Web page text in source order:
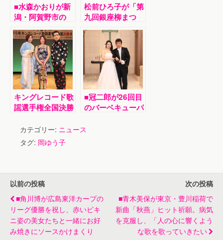
■水森かおりが新
潟・阿賀野市の
「第13回ふるさ
とだしの風まつ
り」でミニコンサ
ート。猛暑の中で
全５曲熱唱
松前ひろ子が「第
九回銀座柳まつ
り」で新曲「銀座
小路」でかっぽれ
と初共演。「櫻川
流江戸芸かっぽれ
銀座道場大使」任
命
キングレコード歌
謡選手権全国決勝
さんがグランドチ
ャンピオン受賞。
角川博と水城なつ
■冠二郎が26回目
のバーベキューパ
表会。妻・みなこ
カテゴリー: ニュース
タグ: 岡ゆう子
以前の投稿
■角川博が広島東洋カープの
リーグ優勝を祝し、赤いビキ
ニ姿の美女たちと一緒にお好
み焼きにソースかけまくり
次の投稿
■青木美保が東京・豊川稲荷で
新曲「秋燕」ヒット祈願。病気
を克服し、「人の心に響くよう
な歌を歌っていきたい